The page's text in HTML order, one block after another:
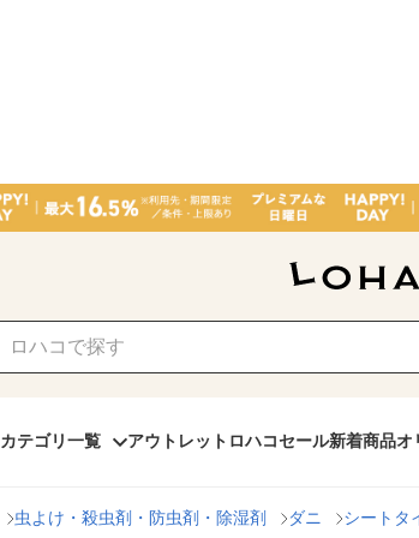
カテゴリ一覧 アウトレット ロハコセール新着商品オ
虫よけ・殺虫剤・防虫剤・除湿剤 ダニ シートタ